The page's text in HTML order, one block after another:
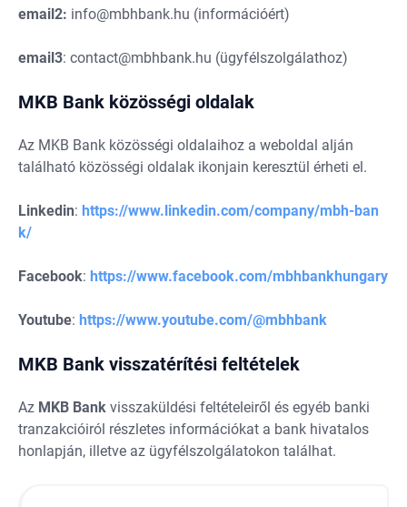
email2: info@mbhbank.hu (információért)
email3: contact@mbhbank.hu (ügyfélszolgálathoz)
MKB Bank közösségi oldalak
Az MKB Bank közösségi oldalaihoz a weboldal alján
található közösségi oldalak ikonjain keresztül érheti el.
Linkedin: https://www.linkedin.com/company/mbh-ban
k/
Facebook: https://www.facebook.com/mbhbankhungary
Youtube: https://www.youtube.com/@mbhbank
MKB Bank visszatérítési feltételek
Az MKB Bank visszaküldési feltételeiről és egyéb banki
tranzakcióiról részletes információkat a bank hivatalos
honlapján, illetve az ügyfélszolgálatokon találhat.